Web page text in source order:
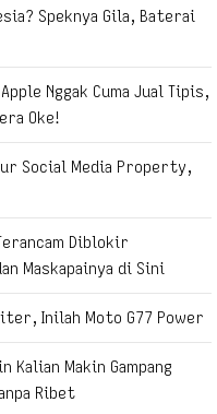
Speknya Gila, Baterai
Nggak Cuma Jual Tipis,
Oke!
Social Media Property,
Diblokir
Maskapainya di Sini
Inilah Moto G77 Power
Kalian Makin Gampang
Ribet